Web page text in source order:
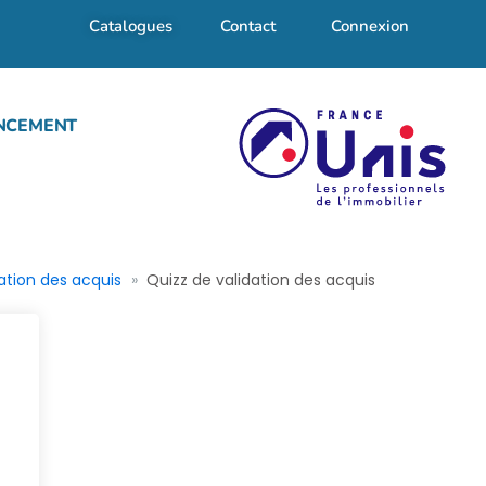
Catalogues Contact Connexion
des acquis Quizz de validation des acquis